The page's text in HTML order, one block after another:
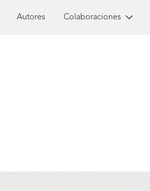
Autores Colaboraciones